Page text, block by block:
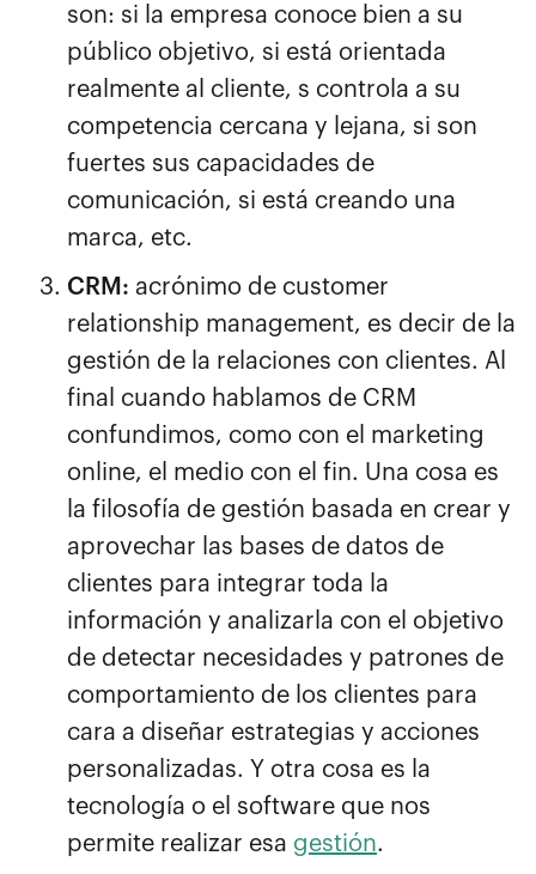
son: si la empresa conoce bien a su
público objetivo, si está orientada
realmente al cliente, s controla a su
competencia cercana y lejana, si son
fuertes sus capacidades de
comunicación, si está creando una
marca, etc.
CRM: acrónimo de customer
relationship management, es decir de la
gestión de la relaciones con clientes. Al
final cuando hablamos de CRM
confundimos, como con el marketing
online, el medio con el fin. Una cosa es
la filosofía de gestión basada en crear y
aprovechar las bases de datos de
clientes para integrar toda la
información y analizarla con el objetivo
de detectar necesidades y patrones de
comportamiento de los clientes para
cara a diseñar estrategias y acciones
personalizadas. Y otra cosa es la
tecnología o el software que nos
permite realizar esa gestión.